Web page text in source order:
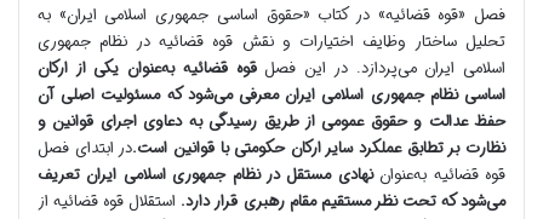
فصل «قوه قضائیه» در کتاب «حقوق اساسی جمهوری اسلامی ایران» به
تحلیل ساختار وظایف اختیارات و نقش قوه قضائیه در نظام جمهوری
اسلامی ایران می‌پردازد. در این فصلقوه قضائیه به‌عنوان یکی از ارکان
اساسی نظام جمهوری اسلامی ایران معرفی می‌شود که مسئولیت اصلی آن
حفظ عدالت و حقوق عمومی از طریق رسیدگی به دعاوی اجرای قوانین و
نظارت بر تطابق عملکرد سایر ارکان حکومتی با قوانین است.در ابتدای فصل
قوه قضائیه به‌عنواننهادی مستقل در نظام جمهوری اسلامی ایران تعریف
می‌شود که تحت نظر مستقیم مقام رهبری قرار دارد. استقلال قوه قضائیه از